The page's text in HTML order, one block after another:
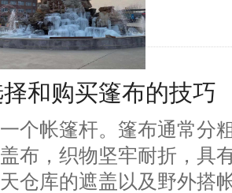
和购买篷布的技巧
个帐篷杆。篷布通常分
布，织物坚牢耐折，具
仓库的遮盖以及野外搭